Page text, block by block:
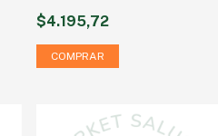
$4.195,72